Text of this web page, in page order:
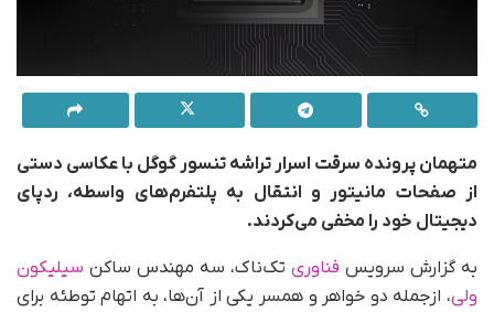
متهمان پرونده سرقت اسرار تراشه تنسور گوگل با عکاسی دستی
از صفحات مانیتور و انتقال به پلتفرم‌های واسطه، ردپای
دیجیتال خود را مخفی می‌کردند.
به گزارش سرویس فناوری تک‌ناک، سه مهندس ساکن سیلیکون
ولی، ازجمله دو خواهر و همسر یکی از آن‌ها، به اتهام توطئه برای